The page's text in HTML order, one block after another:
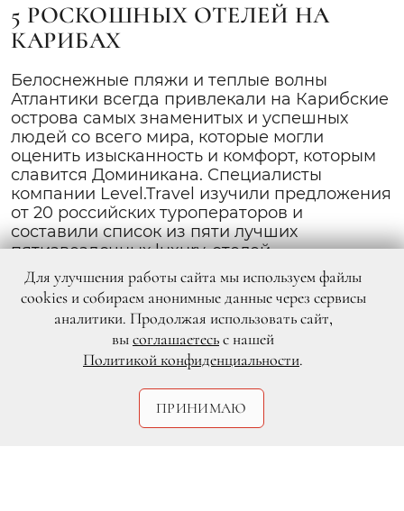
5 РОСКОШНЫХ ОТЕЛЕЙ НА
КАРИБАХ
Белоснежные пляжи и теплые волны
Атлантики всегда привлекали на Карибские
острова самых знаменитых и успешных
людей со всего мира, которые могли
оценить изысканность и комфорт, которым
славится Доминикана. Специалисты
компании Level.Travel изучили предложения
от 20 российских туроператоров и
составили список из пяти лучших
пятизвездочных luxury-отелей
доминиканского побережья.
Для улучшения работы сайта мы используем файлы
cookies и собираем анонимные данные через сервисы
аналитики. Продолжая использовать сайт,
высоглашаетесьс нашей
Политикой конфиденциальности.
ПРИНИМАЮ